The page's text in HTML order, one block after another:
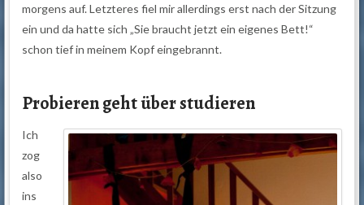
morgens auf. Letzteres fiel mir allerdings erst nach der Sitzung
ein und da hatte sich „Sie braucht jetzt ein eigenes Bett!“
schon tief in meinem Kopf eingebrannt.
Probieren geht über studieren
Ich
zog
also
ins